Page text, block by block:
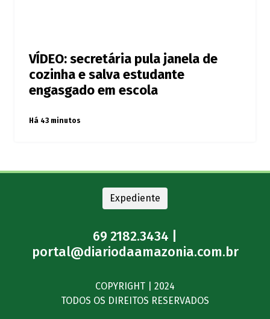
VÍDEO: secretária pula janela de
cozinha e salva estudante
engasgado em escola
Há 43 minutos
Expediente
69 2182.3434 |
portal@diariodaamazonia.com.br
COPYRIGHT | 2024
TODOS OS DIREITOS RESERVADOS